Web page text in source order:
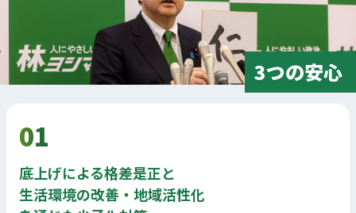
3つの安心
01
底上げによる格差是正と
生活環境の改善・地域活性化